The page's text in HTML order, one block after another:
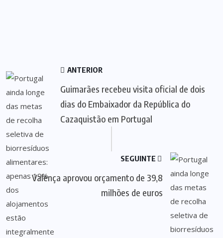
ANTERIOR
Guimarães recebeu visita oficial de dois
dias do Embaixador da República do
Cazaquistão em Portugal
SEGUINTE
Valença aprovou orçamento de 39,8
milhões de euros